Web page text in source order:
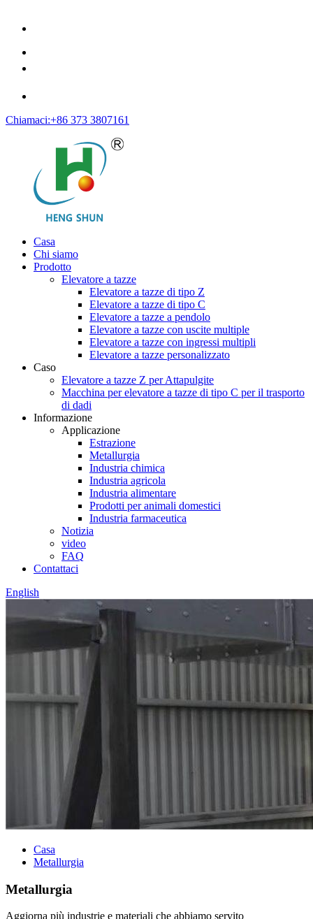
Chiamaci:+86 373 3807161
Casa
Chi siamo
Prodotto
Elevatore a tazze
Elevatore a tazze di tipo Z
Elevatore a tazze di tipo C
Elevatore a tazze a pendolo
Elevatore a tazze con uscite multiple
Elevatore a tazze con ingressi multipli
Elevatore a tazze personalizzato
Caso
Elevatore a tazze Z per Attapulgite
Macchina per elevatore a tazze di tipo C per il trasporto
di dadi
Informazione
Applicazione
Estrazione
Metallurgia
Industria chimica
Industria agricola
Industria alimentare
Prodotti per animali domestici
Industria farmaceutica
Notizia
video
FAQ
Contattaci
English
Casa
Metallurgia
Metallurgia
Aggiorna più industrie e materiali che abbiamo servito